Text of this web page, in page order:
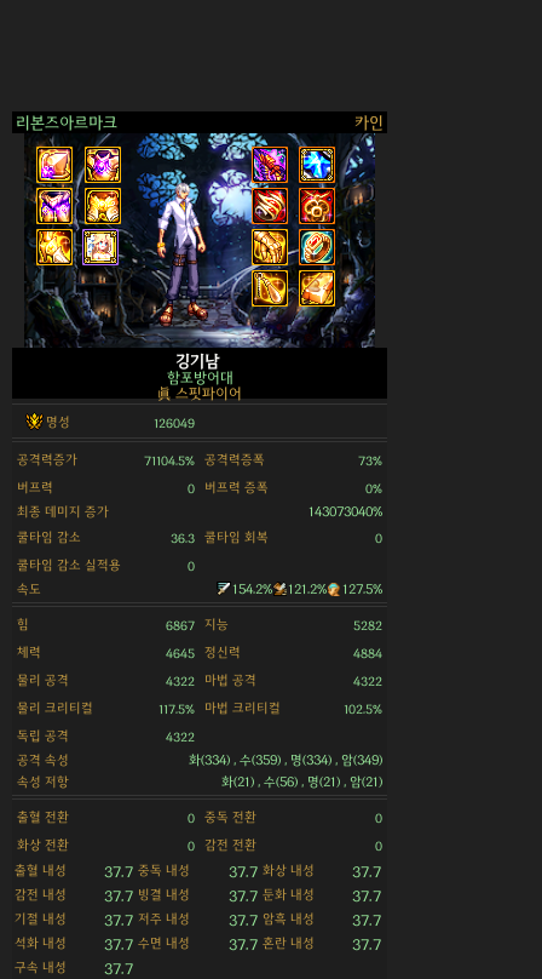
리본즈아르마크 카인
>
깅기남
함포방어대
眞 스핏파이어
명성 126049
공격력증가 71104.5% 공격력증폭 73%
버프력 0 버프력 증폭 0%
최종 데미지 증가
143073040%
쿨타임 감소
36.3 쿨타임 회복 0
쿨타임 감소 실적용 0
속도 154.2% 121.2% 127.5%
힘 6867 지능 5282
체력 4645 정신력 4884
물리 공격 4322 마법 공격 4322
물리 크리티컬 117.5% 마법 크리티컬 102.5%
독립 공격 4322
공격 속성
화(334) , 수(359) , 명(334) , 암(349)
속성 저항
화(21) , 수(56) , 명(21) , 암(21)
출혈 전환 0 중독 전환 0
화상 전환 0 감전 전환 0
출혈 내성 37.7 중독 내성 37.7 화상 내성 37.7
감전 내성 37.7 빙결 내성 37.7 둔화 내성 37.7
기절 내성 37.7 저주 내성 37.7 암흑 내성 37.7
석화 내성 37.7 수면 내성 37.7 혼란 내성 37.7
구속 내성 37.7